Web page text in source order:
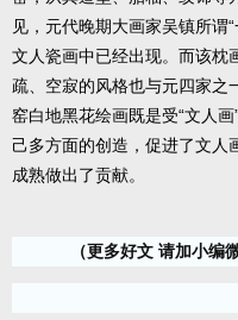
见，元代晚期大画家吴镇所谓
文人瓷画中已经出现。而该枕
疏、空寂的风格也与元四家之
窑白地黑花绘画既是受“文人
己多方面的创造，促进了文人
成熟做出了贡献。
（更多好文 请加小